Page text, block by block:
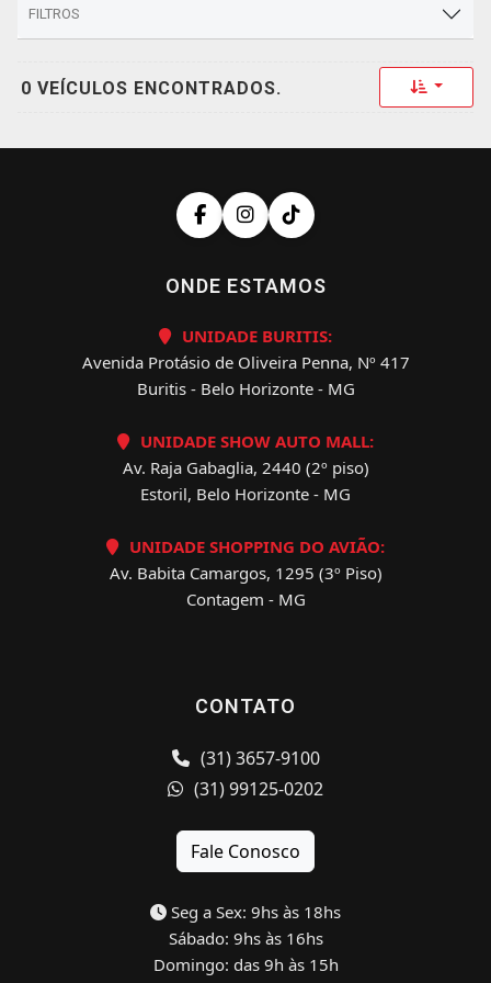
FILTROS
0 VEÍCULOS ENCONTRADOS. Toggle
ONDE ESTAMOS
UNIDADE BURITIS:
Avenida Protásio de Oliveira Penna, Nº 417
Buritis - Belo Horizonte - MG
UNIDADE SHOW AUTO MALL:
Av. Raja Gabaglia, 2440 (2º piso)
Estoril, Belo Horizonte - MG
UNIDADE SHOPPING DO AVIÃO:
Av. Babita Camargos, 1295 (3º Piso)
Contagem - MG
CONTATO
(31) 3657-9100
(31) 99125-0202
Fale Conosco
Seg a Sex: 9hs às 18hs
Sábado: 9hs às 16hs
Domingo: das 9h às 15h